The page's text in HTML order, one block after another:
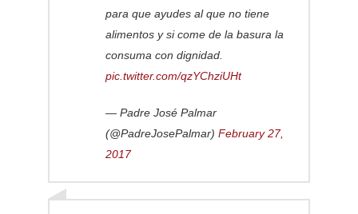
para que ayudes al que no tiene
alimentos y si come de la basura la
consuma con dignidad.
pic.twitter.com/qzYChziUHt
— Padre José Palmar
(@PadreJosePalmar) February 27,
2017